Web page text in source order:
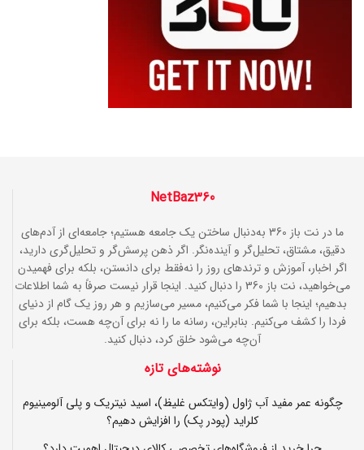
NetBaz360
ما در نت باز 360 به‌دنبال ساختن یک جامعه هستیم؛ جامعه‌ای از آدم‌های
دقیق، مشتاق، تحلیل‌گر و آینده‌نگر. اگر ذهن پرسش‌گر و تحلیل‌گری دارید،
اگر اخبار، آموزش و ترندهای روز را نه‌فقط برای دانستن، بلکه برای فهمیدن
می‌خواهید، نت باز 360 را دنبال کنید. اینجا قرار نیست صرفاً به شما اطلاعات
بدهیم؛ اینجا با شما فکر می‌کنیم، مسیر می‌سازیم و هر روز یک گام از دنیای
فردا را کشف می‌کنیم. بنابراین، رسانه ما را نه برای آن‌چه هست، بلکه برای
آن‌چه می‌شود خلق کرد، دنبال کنید.
نوشته‌های تازه
چگونه عمر مفید آب ژاول (وایتکس غلیظ)، اسید نیتریک و پلی آلومینیوم
کلراید (پودر پک) را افزایش دهیم؟